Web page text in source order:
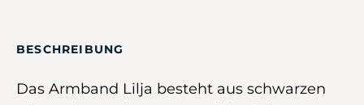
BESCHREIBUNG
Das Armband Lilja besteht aus schwarzen